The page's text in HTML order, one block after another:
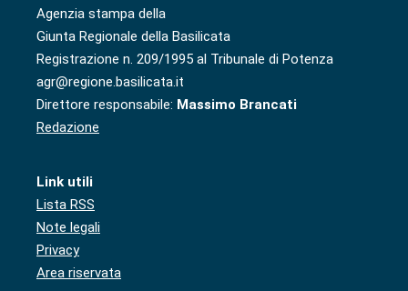
Agenzia stampa della
Giunta Regionale della Basilicata
Registrazione n. 209/1995 al Tribunale di Potenza
agr@regione.basilicata.it
Direttore responsabile: Massimo Brancati
Redazione
Link utili
Lista RSS
Note legali
Privacy
Area riservata